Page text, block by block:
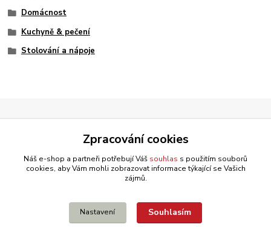
Domácnost
Kuchyně & pečení
Stolování a nápoje
Zpracování cookies
Náš e-shop a partneři potřebují Váš souhlas s použitím souborů
cookies, aby Vám mohli zobrazovat informace týkající se Vašich
zájmů.
Nastavení Souhlasím